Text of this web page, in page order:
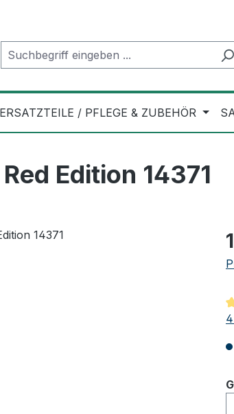
ERSATZTEILE / PFLEGE & ZUBEHÖR
Edition 14371